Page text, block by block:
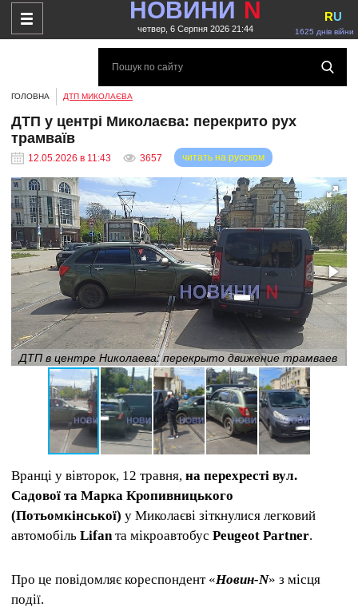
НОВИНИ N
четвер, 6 Серпня 2026 21:44 1625 днів війни
RU
ГОЛОВНА ДТП МИКОЛАЄВА
ДТП у центрі Миколаєва: перекрито рух
трамваїв
12.05.2026 в 11:43 3657 читать на русском
ДТП в центре Николаева: перекрыто движение трамваев
Вранці у вівторок, 12 травня, на перехресті вул.
Садової та Марка Кропивницького
(Потьомкінської) у Миколаєві зіткнулися легковий
автомобіль Lifanта мікроавтобус Peugeot Partner.
Про це повідомляє кореспондент «Новин-N» з місця
події.